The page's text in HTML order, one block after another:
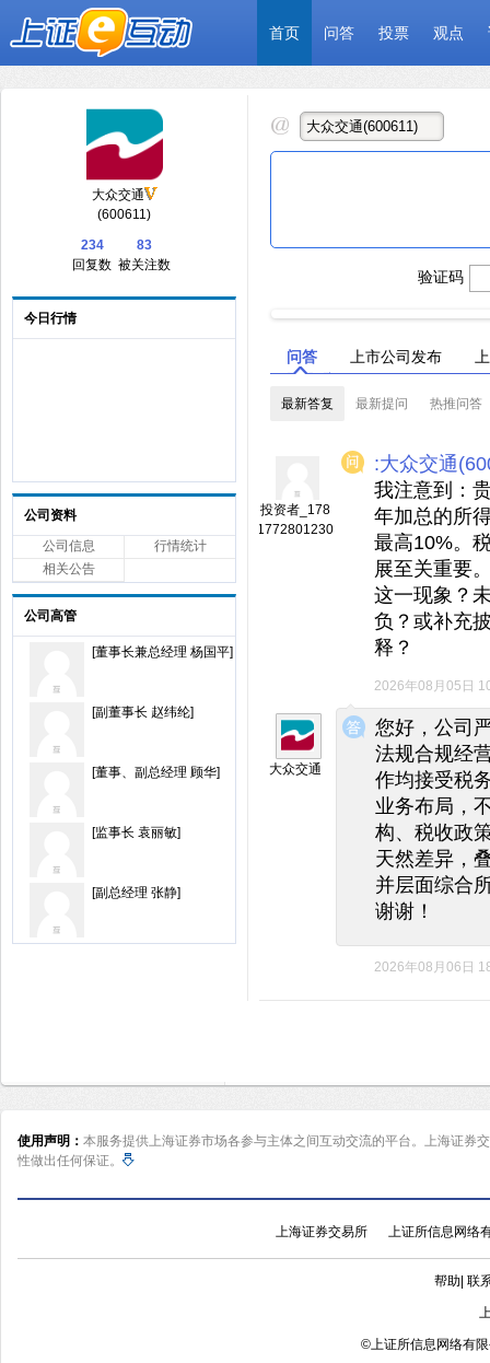
首页 问答 投票 观点
大众交通
(600611)
234
回复数
83
被关注数
今日行情
公司资料
公司信息
行情统计
相关公告
公司高管
[董事长兼总经理 杨国平]
[副董事长 赵纬纶]
[董事、副总经理 顾华]
[监事长 袁丽敏]
[副总经理 张静]
验证码
问答 上市公司发布
最新答复 最新提问 热推问答
投资者_178
1772801230
:大众交通
我注意到：
年加总的所
最高10%。
展至关重要
这一现象？
负？或补充
释？
2026年08月05日
◆
◆
大众交通
您好，公司
法规合规经
作均接受税
业务布局，
构、税收政
天然差异，
并层面综合
谢谢！
2026年08月06日
使用声明： 本服务提供上海证券市场各参与主体之间互动交流的平台。上海证券
性做出任何保证。
上海证券交易所 上证所信息网络
帮助| 联
©上证所信息网络有